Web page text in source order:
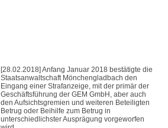
[28.02.2018] Anfang Januar 2018 bestätigte die
Staatsanwaltschaft Mönchengladbach den
Eingang einer Strafanzeige, mit der primär der
Geschäftsführung der GEM GmbH, aber auch
den Aufsichtsgremien und weiteren Beteiligten
Betrug oder Beihilfe zum Betrug in
unterschiedlichster Ausprägung vorgeworfen